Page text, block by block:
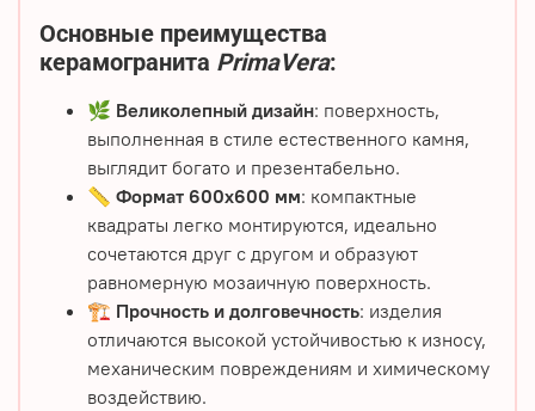
Основные преимущества
керамогранита PrimaVera:
🌿 Великолепный дизайн: поверхность,
выполненная в стиле естественного камня,
выглядит богато и презентабельно.
📏 Формат 600х600 мм: компактные
квадраты легко монтируются, идеально
сочетаются друг с другом и образуют
равномерную мозаичную поверхность.
🏗️ Прочность и долговечность: изделия
отличаются высокой устойчивостью к износу,
механическим повреждениям и химическому
воздействию.